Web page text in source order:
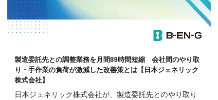
製造委託先との調整業務を月間89時間短縮 会社間のやり取
り・手作業の負荷が激減した改善策とは【日本ジェネリック
株式会社】
日本ジェネリック株式会社が、製造委託先とのやり取り